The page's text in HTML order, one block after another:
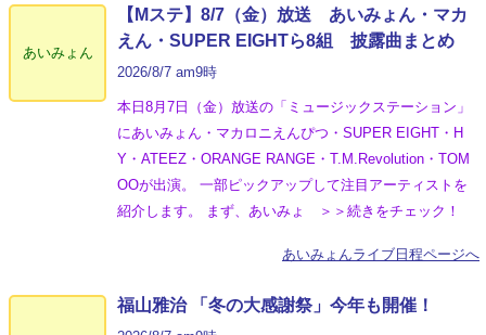
あいみょん
【Mステ】8/7（金）放送 あいみょん・マカ
えん・SUPER EIGHTら8組 披露曲まとめ
2026/8/7 am9時
本日8月7日（金）放送の「ミュージックステーション」
にあいみょん・マカロニえんぴつ・SUPER EIGHT・H
Y・ATEEZ・ORANGE RANGE・T.M.Revolution・TOM
OOが出演。 一部ピックアップして注目アーティストを
紹介します。 まず、あいみょ ＞＞続きをチェック！
あいみょんライブ日程ページへ
福山雅治 「冬の⼤感謝祭」今年も開催！